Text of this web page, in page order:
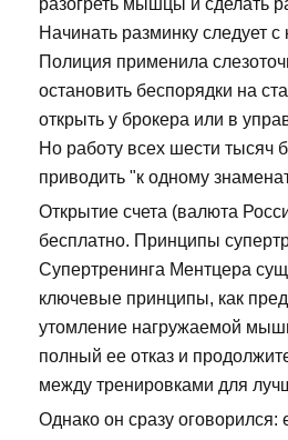
разогреть мышцы и сделать
Начинать разминку следует с
Полиция применила
остановить беспорядки на
открыть у брокера или в
Но работу всех шести тысяч
приводить "к одному
Открытие счета (валюта
бесплатно. Принципы
Супертренинга Ментцера
ключевые принципы, как
утомление нагружаемой
полный ее отказ и
между тренировками для
Однако он сразу оговорился: